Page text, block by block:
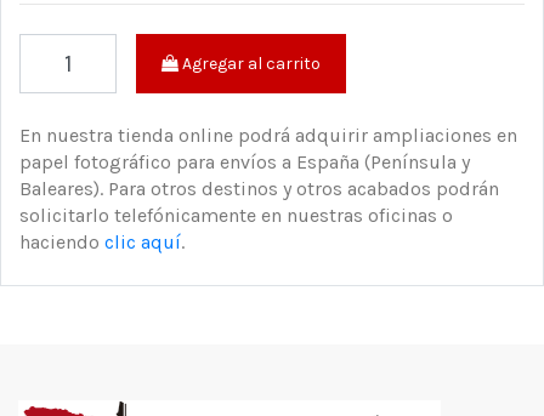
Agregar al carrito
En nuestra tienda online podrá adquirir ampliaciones en
papel fotográfico para envíos a España (Península y
Baleares). Para otros destinos y otros acabados podrán
solicitarlo telefónicamente en nuestras oficinas o
haciendo clic aquí.